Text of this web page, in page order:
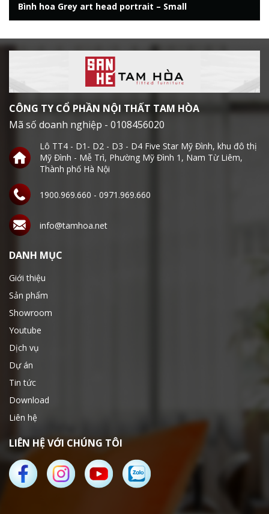
Bình hoa Grey art head portrait – Small
CÔNG TY CỔ PHẦN NỘI THẤT TAM HÒA
Mã số doanh nghiệp - 0108456020
Lô TT4 - D1- D2 - D3 - D4 Five Star Mỹ Đình, khu đô thị
Mỹ Đình - Mễ Trì, Phường Mỹ Đình 1, Nam Từ Liêm,
Thành phố Hà Nội
1900.969.660 - 0971.969.660
info@tamhoa.net
DANH MỤC
Giới thiệu
Sản phẩm
Showroom
Youtube
Dịch vụ
Dự án
Tin tức
Download
Liên hệ
LIÊN HỆ VỚI CHÚNG TÔI